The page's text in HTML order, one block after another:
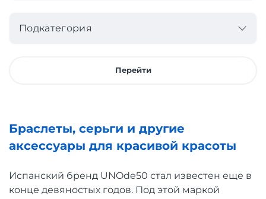
Подкатегория
Перейти
Браслеты, серьги и другие
аксессуары для красивой красоты
Испанский бренд UNOde50 стал известен еще в
конце девяностых годов. Под этой маркой